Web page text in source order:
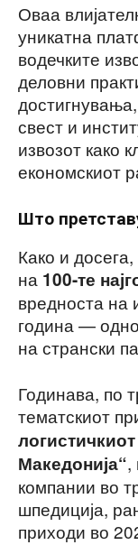
Оваа
уникатна
водечките
деловни
свест и
извозот како
економскиот
Што
Како и
на 100-те
вредноста на
година —
на странски
Годинава, по
тематскиот
Македонија“,
компании во
шпедиција,
приходи во